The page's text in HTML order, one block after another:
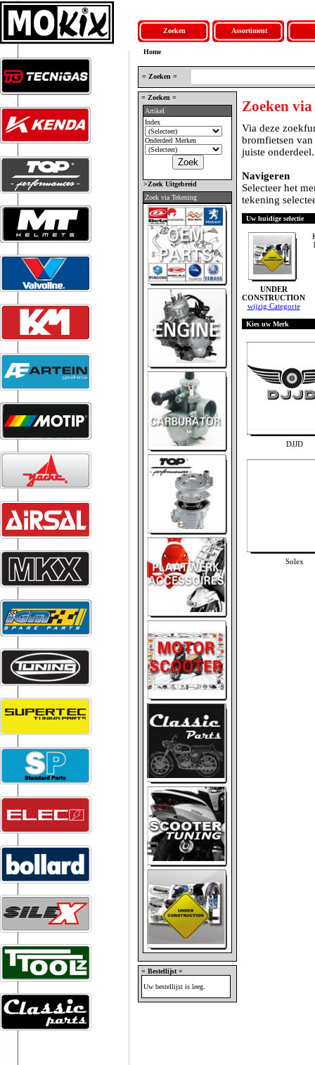
Zoeken Assortiment
Home
= Zoeken =
= Zoeken =
Artikel
Index
Onderdeel Merken
>Zoek Uitgebreid
Zoek via Tekening
= Bestellijst =
Uw bestellijst is leeg.
Zoeken via
Via deze
bromfietsen
juiste onderdeel.
Navigeren
Selecteer het
tekening
Uw huidige selectie
UNDER
CONSTRUCTION
wijzig Categorie
Kies uw Merk
DJJD
Solex